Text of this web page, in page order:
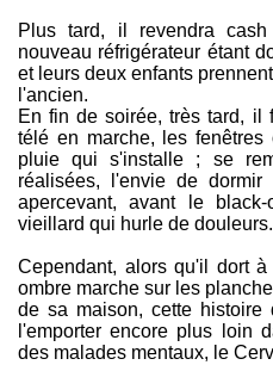
Plus tard, il revendra
nouveau réfrigérateur étant
et leurs deux enfants
l'ancien.
En fin de soirée, très tard, il
télé en marche, les
pluie qui s'installe ; se
réalisées, l'envie de
apercevant, avant le
vieillard qui hurle de douleurs.
Cependant, alors qu'il dort
ombre marche sur les
de sa maison, cette histoire
l'emporter encore plus loin
des malades mentaux, le